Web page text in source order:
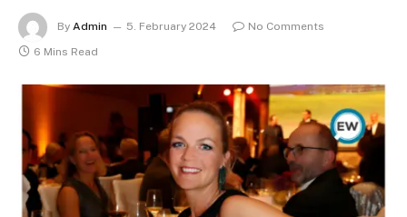
By Admin 5. February 2024
No Comments
6 Mins Read